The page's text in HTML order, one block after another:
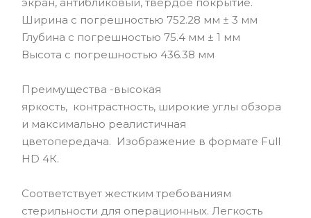
Ширина с погрешностью 752.28 мм ± 3 мм
Глубина с погрешностью 75.4 мм ± 1 мм
Высота с погрешностью 436.38 мм
Преимущества -высокая
яркость, контрастность, широкие углы обзора
и максимально реалистичная
цветопередача. Изображение в формате Full
HD 4К.
Соответствует жестким требованиям
стерильности для операционных. Легкость